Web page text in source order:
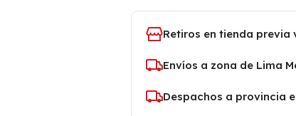
Retiros en tienda
Envíos a zona de Lima
Despachos a provincia